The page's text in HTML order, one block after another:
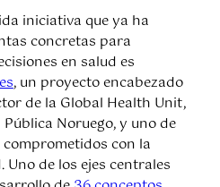
iniciativa que ya ha
concretas para
en salud es
, un proyecto encabezado
de la Global Health Unit,
Noruego, y uno de
con la
de los ejes centrales